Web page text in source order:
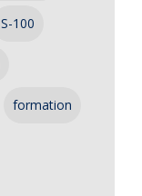
S-100
formation